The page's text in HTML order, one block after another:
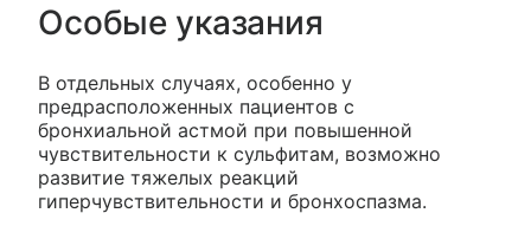
Особые указания
В отдельных случаях, особенно у
предрасположенных пациентов с
бронхиальной астмой при повышенной
чувствительности к сульфитам, возможно
развитие тяжелых реакций
гиперчувствительности и бронхоспазма.